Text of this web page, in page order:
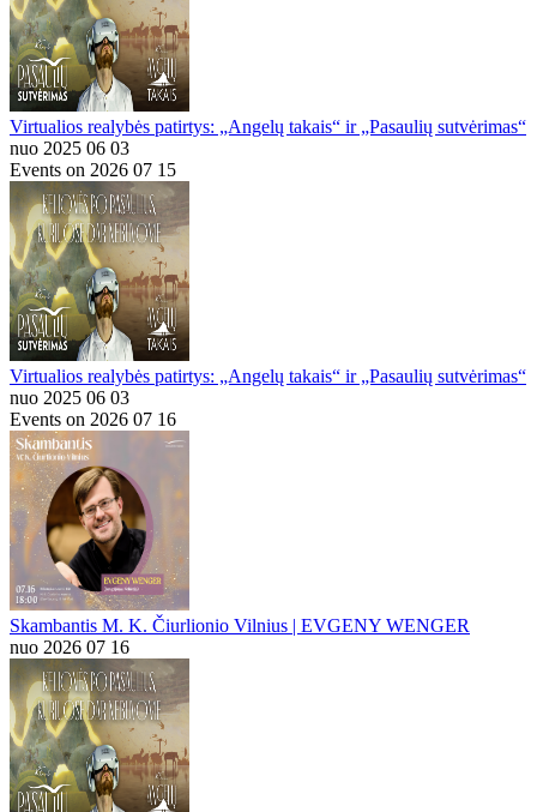
Virtualios realybės patirtys: „Angelų takais“ ir „Pasaulių sutvėrimas“
nuo 2025 06 03
Events on 2026 07 15
Virtualios realybės patirtys: „Angelų takais“ ir „Pasaulių sutvėrimas“
nuo 2025 06 03
Events on 2026 07 16
Skambantis M. K. Čiurlionio Vilnius | EVGENY WENGER
nuo 2026 07 16